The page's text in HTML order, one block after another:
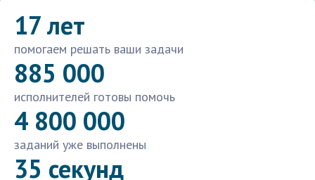
17 лет
помогаем решать ваши задачи
885 000
исполнителей готовы помочь
4 800 000
заданий уже выполнены
35 секунд